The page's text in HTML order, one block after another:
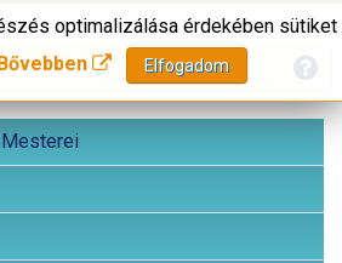
optimalizálása érdekében sütiket
Bővebben Elfogadom